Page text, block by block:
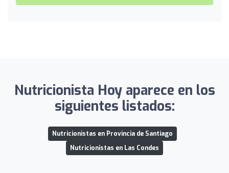
Nutricionista Hoy aparece en los
siguientes listados:
Nutricionistas en Provincia de Santiago
Nutricionistas en Las Condes